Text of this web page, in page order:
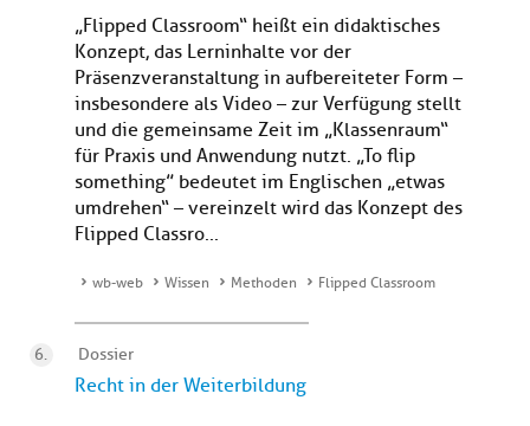
„Flipped Classroom“ heißt ein didaktisches
Konzept, das Lerninhalte vor der
Präsenzveranstaltung in aufbereiteter Form –
insbesondere als Video – zur Verfügung stellt
und die gemeinsame Zeit im „Klassenraum“
für Praxis und Anwendung nutzt. „To flip
something” bedeutet im Englischen „etwas
umdrehen“ – vereinzelt wird das Konzept des
Flipped Classro...
wb-web Wissen Methoden Flipped Classroom
Dossier
Recht in der Weiterbildung